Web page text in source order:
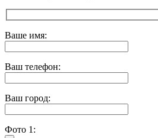
Ваше имя:
Ваш телефон:
Ваш город:
Фото 1: